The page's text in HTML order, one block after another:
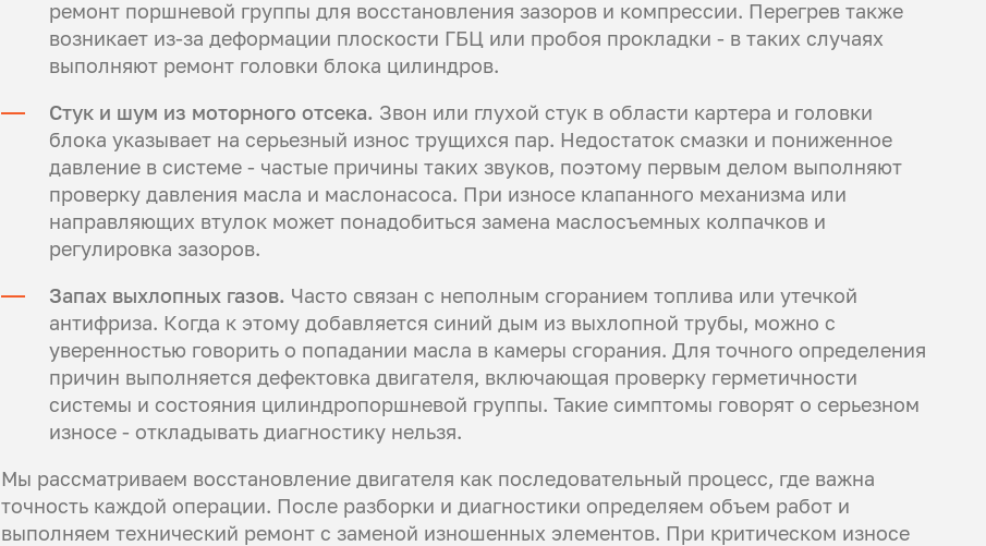
ремонт поршневой группы для восстановления зазоров и компрессии. Перегрев также
возникает из-за деформации плоскости ГБЦ или пробоя прокладки - в таких случаях
выполняют ремонт головки блока цилиндров.
Стук и шум из моторного отсека. Звон или глухой стук в области картера и головки
блока указывает на серьезный износ трущихся пар. Недостаток смазки и пониженное
давление в системе - частые причины таких звуков, поэтому первым делом выполняют
проверку давления масла и маслонасоса. При износе клапанного механизма или
направляющих втулок может понадобиться замена маслосъемных колпачков и
регулировка зазоров.
Запах выхлопных газов. Часто связан с неполным сгоранием топлива или утечкой
антифриза. Когда к этому добавляется синий дым из выхлопной трубы, можно с
уверенностью говорить о попадании масла в камеры сгорания. Для точного определения
причин выполняется дефектовка двигателя, включающая проверку герметичности
системы и состояния цилиндропоршневой группы. Такие симптомы говорят о серьезном
износе - откладывать диагностику нельзя.
Мы рассматриваем восстановление двигателя как последовательный процесс, где важна
точность каждой операции. После разборки и диагностики определяем объем работ и
выполняем технический ремонт с заменой изношенных элементов. При критическом износе